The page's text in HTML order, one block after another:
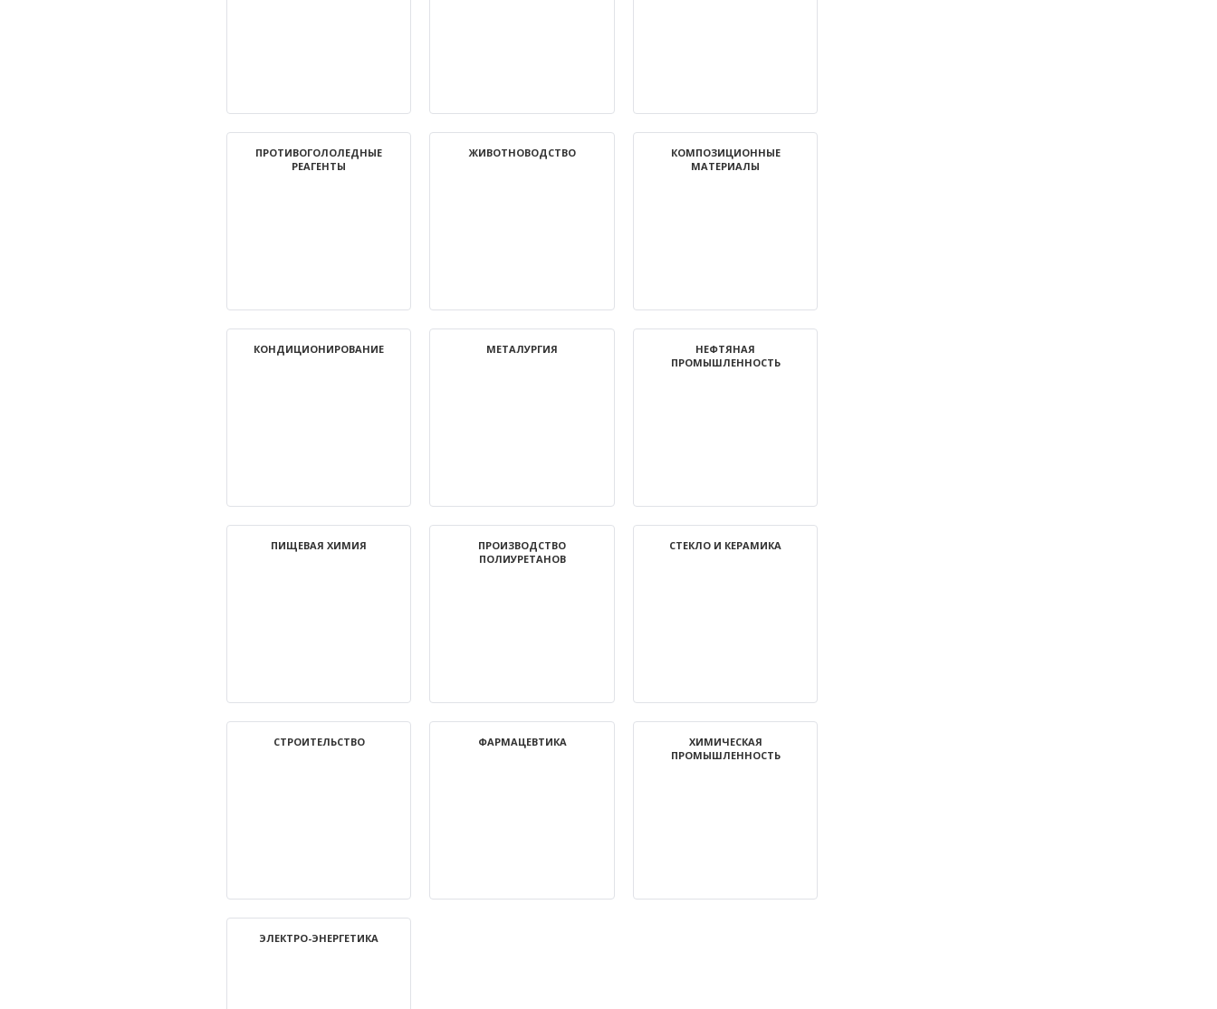
ПРОТИВОГОЛОЛЕДНЫЕ
РЕАГЕНТЫ
ЖИВОТНОВОДСТВО
КОМПОЗИЦИОННЫЕ
МАТЕРИАЛЫ
КОНДИЦИОНИРОВАНИЕ МЕТАЛУРГИЯ
НЕФТЯНАЯ
ПРОМЫШЛЕННОСТЬ
ПИЩЕВАЯ ХИМИЯ
ПРОИЗВОДСТВО
ПОЛИУРЕТАНОВ
СТЕКЛО И КЕРАМИКА
СТРОИТЕЛЬСТВО ФАРМАЦЕВТИКА
ХИМИЧЕСКАЯ
ПРОМЫШЛЕННОСТЬ
ЭЛЕКТРО-ЭНЕРГЕТИКА